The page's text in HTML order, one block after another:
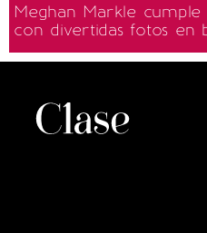
Meghan Markle
con divertidas fotos en